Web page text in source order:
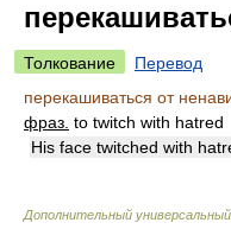
Толкование
Перевод
перекашиваться от
фраз. to twitch with hatred
His face twitched with
Дополнительный универсальный